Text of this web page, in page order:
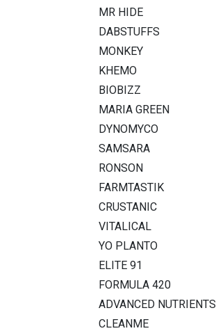
MR HIDE
DABSTUFFS
MONKEY
KHEMO
BIOBIZZ
MARIA GREEN
DYNOMYCO
SAMSARA
RONSON
FARMTASTIK
CRUSTANIC
VITALICAL
YO PLANTO
ELITE 91
FORMULA 420
ADVANCED NUTRIENTS
CLEANME